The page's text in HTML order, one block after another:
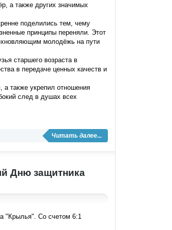
а также других значимых
поделились тем, чему
принципы переняли. Этот
молодёжь на пути
старшего возраста в
в передаче ценных качеств и
а также укрепил отношения
след в душах всех
Читать далее...
Дню защитника
"Крылья". Со счетом 6:1